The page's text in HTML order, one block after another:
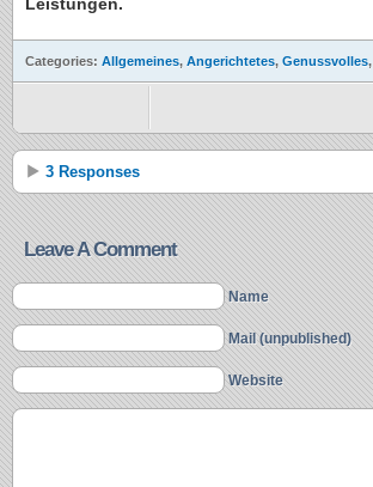
Categories: Allgemeines, Angerichtetes, Genussvolles,
3 Responses
Leave A Comment
Name
Mail (unpublished)
Website